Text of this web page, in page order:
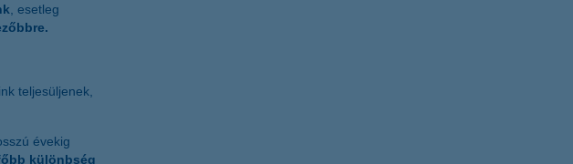
, esetleg
teljesüljenek,
évekig
különbség